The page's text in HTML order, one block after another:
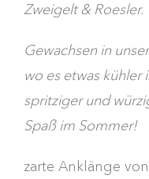
Zweigelt & Roesler.
Gewachsen in
wo es etwas kühler
spritziger und
Spaß im Sommer!
zarte Anklänge